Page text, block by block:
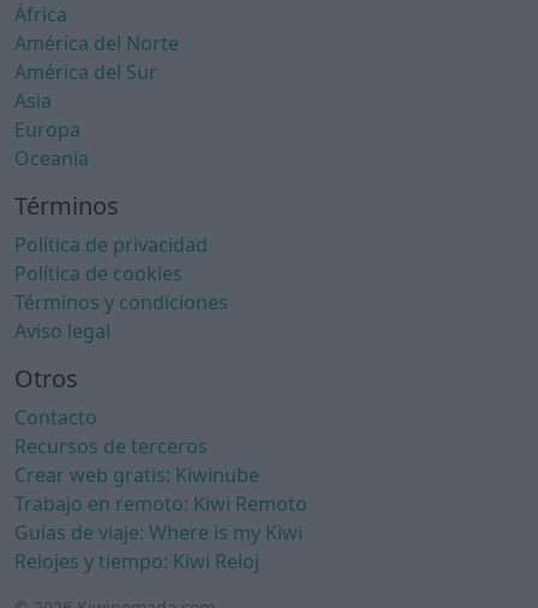
África
América del Norte
América del Sur
Asia
Europa
Oceanía
Términos
Política de privacidad
Política de cookies
Términos y condiciones
Aviso legal
Otros
Contacto
Recursos de terceros
Crear web gratis: Kiwinube
Trabajo en remoto: Kiwi Remoto
Guías de viaje: Where is my Kiwi
Relojes y tiempo: Kiwi Reloj